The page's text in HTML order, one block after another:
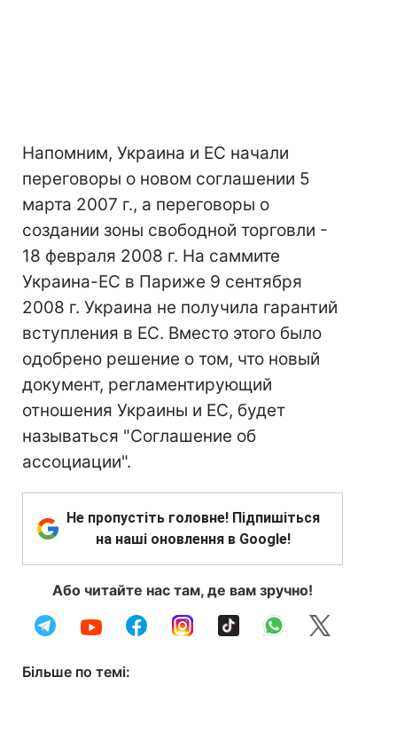
Напомним, Украина и ЕС начали
переговоры о новом соглашении 5
марта 2007 г., а переговоры о
создании зоны свободной торговли -
18 февраля 2008 г. На саммите
Украина-ЕС в Париже 9 сентября
2008 г. Украина не получила гарантий
вступления в ЕС. Вместо этого было
одобрено решение о том, что новый
документ, регламентирующий
отношения Украины и ЕС, будет
называться "Соглашение об
ассоциации".
Не пропустіть головне! Підпишіться
на наші оновлення в Google!
Або читайте нас там, де вам зручно!
Більше по темі: